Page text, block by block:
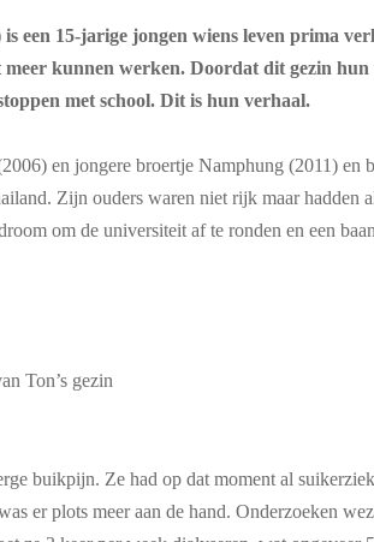
een 15-jarige jongen wiens leven prima
kunnen werken. Doordat dit gezin
met school. Dit is hun verhaal.
en jongere broertje Namphung (2011) en
Zijn ouders waren niet rijk maar hadden
om de universiteit af te ronden en een
Ton’s gezin
buikpijn. Ze had op dat moment al
er plots meer aan de hand. Onderzoeken